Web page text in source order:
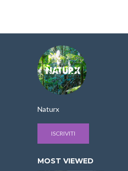
Naturx
ISCRIVITI
MOST VIEWED